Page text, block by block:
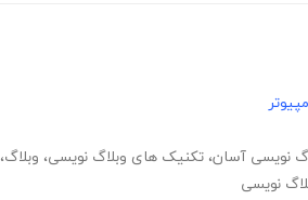
نویسی آسان، تکنیک های وبلاگ نویسی، وبلاگ،
نویسی